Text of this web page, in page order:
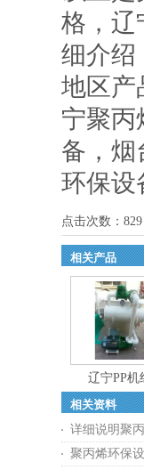
格，辽
细介绍
地区
宁聚丙
备 ， 烟
环保设
点击次数： 829
相关产品
辽宁PP机
相关资料
详细说明聚
聚丙烯环保